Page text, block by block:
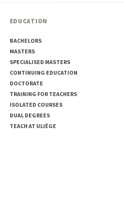
EDUCATION
BACHELORS
MASTERS
SPECIALISED MASTERS
CONTINUING EDUCATION
DOCTORATE
TRAINING FOR TEACHERS
ISOLATED COURSES
DUAL DEGREES
TEACH AT ULIÈGE